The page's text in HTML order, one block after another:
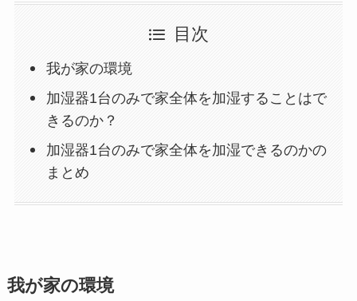
目次
我が家の環境
加湿器1台のみで家全体を加湿することはで
きるのか？
加湿器1台のみで家全体を加湿できるのかの
まとめ
我が家の環境